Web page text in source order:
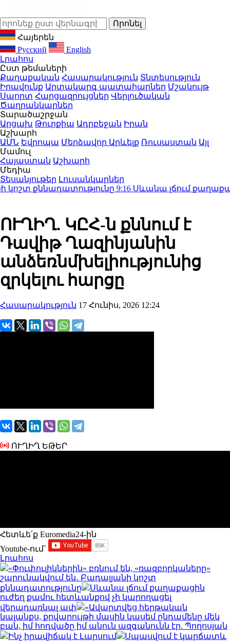
Հայերեն
Русский
English
Լրահոս
Ըստ թեմաների
Քաղաքական Հասարակություն Տնտեսություն
Իրավունք Արտակարգ պատահարներ Մշակույթ
Սպորտ Հարցազրույցներ Վերլուծական
Ծաղրանկարներ
Տարածաշրջան
Արցախ Թուրքիա Ադրբեջան Իրան
Աշխարհ
ԱՄՆ Եվրոպա Մերձավոր Արևելք Ռուսաստան Այլ
Մամուլ
Հայաստան Աշխարհ
Մեդիա
Տեսանյութեր Լուսանկարներ
քննադատությունը9:16Սևանա լճում
ՈՒՂԻՂ. ԿԸՀ-ն քննում է
Դավիթ Ղազինյանին
անձեռնմխելիությունից
զրկելու հարցը
Հասարակություն 17 Հունիս, 2026 12:24
ՈՒՂԻՂ ԵԹԵՐ
Հետևե՛ք Euromedia24-ին
Youtube-ում`
Լրահոս
«Փուփուլիկներին» բռնում են, «ռազբորկաները»
շարունակվում են․ Բադալյանի կոշտ
քննադատությունը
Սևանա լճում քաղաքացին
ուժեղ քամու հետևանքով չի կարողացել
վերադառնալ ափ
«Ավարտվեց հերթական
կալանքս, քրվարույթի մասին կասեմ ընդամենը մեկ
բան, իմ հոդվածը իմ անուն ազգանունն էր. Պողոսյան
Ինչ իրավիճակ է Լարսում
Սպասվում է կարճատև